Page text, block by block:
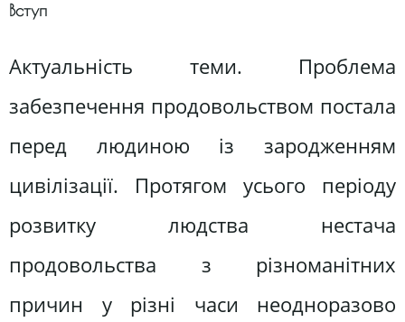
Вступ
Актуальність теми. Проблема
забезпечення продовольством постала
перед людиною із зародженням
цивілізації. Протягом усього періоду
розвитку людства нестача
продовольства з різноманітних
причин у різні часи неодноразово